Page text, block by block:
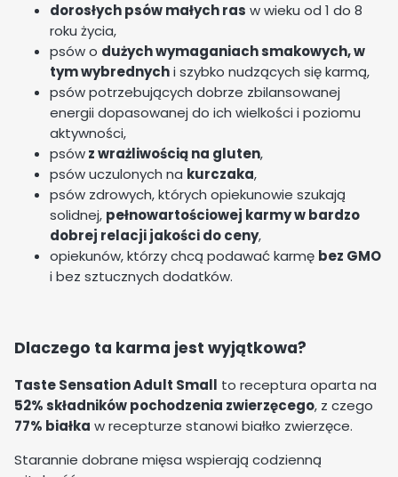
dorosłych psów małych ras w wieku od 1 do 8
roku życia,
psów o dużych wymaganiach smakowych, w
tym wybrednychi szybko nudzących się karmą,
psów potrzebujących dobrze zbilansowanej
energii dopasowanej do ich wielkości i poziomu
aktywności,
psówz wrażliwością na gluten,
psów uczulonych na kurczaka,
psów zdrowych, których opiekunowie szukają
solidnej, pełnowartościowej karmy w bardzo
dobrej relacji jakości do ceny,
opiekunów, którzy chcą podawać karmę bez GMO
i bez sztucznych dodatków.
Dlaczego ta karma jest wyjątkowa?
Taste Sensation Adult Small to receptura oparta na
52% składników pochodzenia zwierzęcego, z czego
77% białka w recepturze stanowi białko zwierzęce.
Starannie dobrane mięsa wspierają codzienną